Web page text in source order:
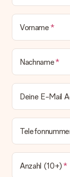
Geschenk also
bleibt eine echte
Vorname
Nachname
Deine E-Mail
Anzahl (10+)